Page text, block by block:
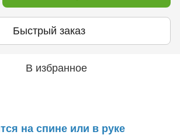
Быстрый заказ
В избранное
на спине или в руке